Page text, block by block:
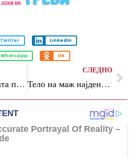
Twitter LinkedIn
WhatsApp OK
МВР и Шумската полиција одземаат украдени огревни дрва
СЛЕДНО
Тело на маж најдено во летниковец на Водно